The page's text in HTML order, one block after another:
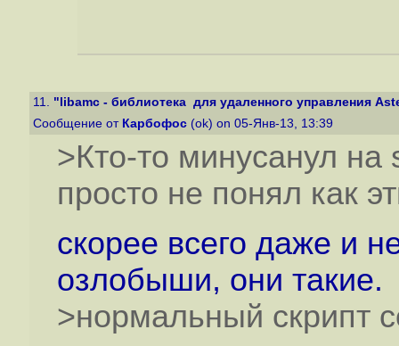
11. "libamc - библиотека для удаленного управления
Сообщение от Карбофос (ok) on 05-Янв-13, 13:39
>Кто-то минусанул
просто не понял как
скорее всего даже и
озлобыши, они такие.
>нормальный скрипт